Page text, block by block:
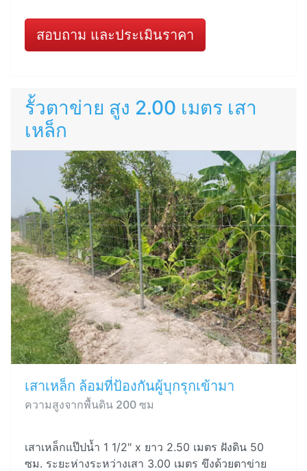
สอบถาม และประเมินราคา
รั้วตาข่าย สูง 2.00 เมตร เสา
เหล็ก
เสาเหล็ก ล้อมที่ป้องกันผู้บุกรุกเข้ามา
ความสูงจากพื้นดิน 200 ซม
เสาเหล็กแป๊ปน้ำ 1 1/2" x ยาว 2.50 เมตร ฝังดิน 50
ซม. ระยะห่างระหว่างเสา 3.00 เมตร ขึงด้วยตาข่าย